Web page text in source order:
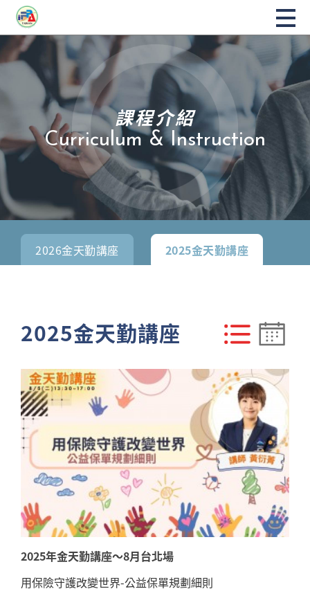
課程介紹
Curriculum & Instruction
2026金天勤講座 2025金天勤講座
2025金天勤講座
2025年金天勤講座～8月台北場
用保險守護改變世界-公益保單規劃細則